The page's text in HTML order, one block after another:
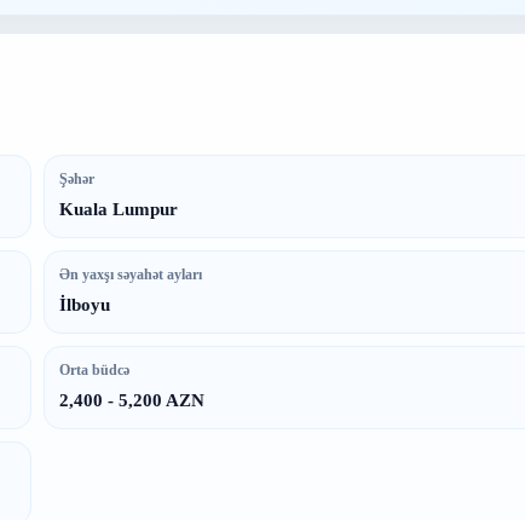
Şəhər
Kuala Lumpur
Ən yaxşı səyahət ayları
İlboyu
Orta büdcə
2,400 - 5,200 AZN